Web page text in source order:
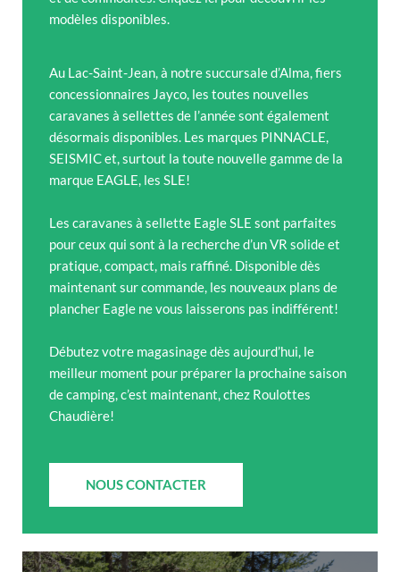
modèles disponibles.
Au Lac-Saint-Jean, à notre succursale d’Alma, fiers
concessionnaires Jayco, les toutes nouvelles
caravanes à sellettes de l’année sont également
désormais disponibles. Les marques PINNACLE,
SEISMIC et, surtout la toute nouvelle gamme de la
marque EAGLE, les SLE!
Les caravanes à sellette Eagle SLE sont parfaites
pour ceux qui sont à la recherche d’un VR solide et
pratique, compact, mais raffiné. Disponible dès
maintenant sur commande, les nouveaux plans de
plancher Eagle ne vous laisserons pas indifférent!
Débutez votre magasinage dès aujourd’hui, le
meilleur moment pour préparer la prochaine saison
de camping, c’est maintenant, chez Roulottes
Chaudière!
NOUS CONTACTER